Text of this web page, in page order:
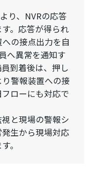
り、NVRの応答
。応答が得られ
の接点出力を自
へ異常を通知す
到着後は、押し
警報装置への接
ローにも対応で
と現場の警報シ
生から現場対応
。